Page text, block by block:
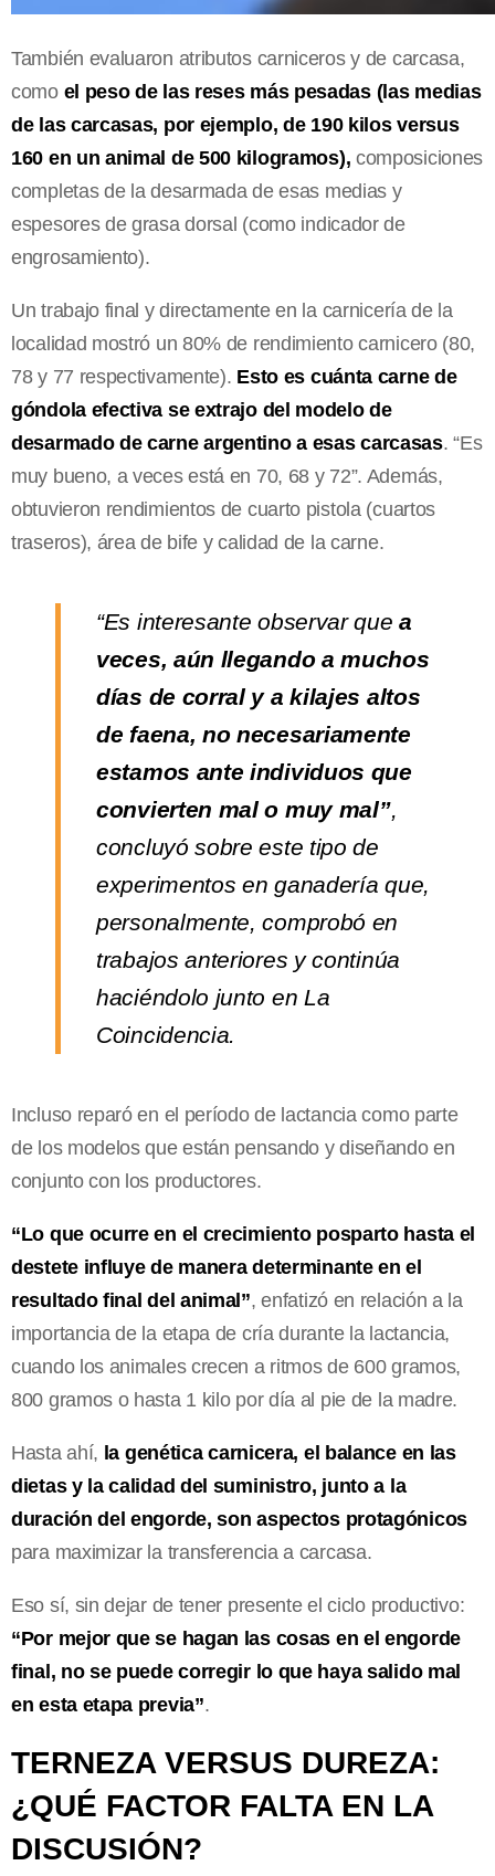
También evaluaron atributos carniceros y de carcasa,
como el peso de las reses más pesadas (las medias
de las carcasas, por ejemplo, de 190 kilos versus
160 en un animal de 500 kilogramos), composiciones
completas de la desarmada de esas medias y
espesores de grasa dorsal (como indicador de
engrosamiento).
Un trabajo final y directamente en la carnicería de la
localidad mostró un 80% de rendimiento carnicero (80,
78 y 77 respectivamente). Esto es cuánta carne de
góndola efectiva se extrajo del modelo de
desarmado de carne argentino a esas carcasas. “Es
muy bueno, a veces está en 70, 68 y 72”. Además,
obtuvieron rendimientos de cuarto pistola (cuartos
traseros), área de bife y calidad de la carne.
“Es interesante observar quea
veces, aún llegando a muchos
días de corral y a kilajes altos
de faena, no necesariamente
estamos ante individuos que
convierten mal o muy mal”,
concluyó sobre este tipo de
experimentos en ganadería que,
personalmente, comprobó en
trabajos anteriores y continúa
haciéndolo junto en La
Coincidencia.
Incluso reparó en el período de lactancia como parte
de los modelos que están pensando y diseñando en
conjunto con los productores.
“Lo que ocurre en el crecimiento posparto hasta el
destete influye de manera determinante en el
resultado final del animal”, enfatizó en relación a la
importancia de la etapa de cría durante la lactancia,
cuando los animales crecen a ritmos de 600 gramos,
800 gramos o hasta 1 kilo por día al pie de la madre.
Hasta ahí, la genética carnicera, el balance en las
dietas y la calidad del suministro, junto a la
duración del engorde, son aspectos protagónicos
para maximizar la transferencia a carcasa.
Eso sí, sin dejar de tener presente el ciclo productivo:
“Por mejor que se hagan las cosas en el engorde
final, no se puede corregir lo que haya salido mal
en esta etapa previa”.
TERNEZA VERSUS DUREZA:
¿QUÉ FACTOR FALTA EN LA
DISCUSIÓN?